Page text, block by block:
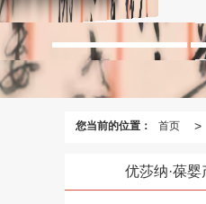
您当前的位置： 首页 >
优莎纳·葆婴